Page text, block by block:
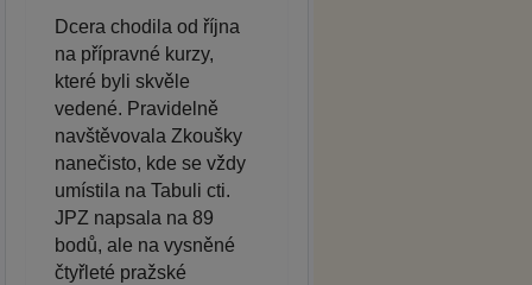
Dcera chodila od října
na přípravné kurzy,
které byli skvěle
vedené. Pravidelně
navštěvovala Zkoušky
nanečisto, kde se vždy
umístila na Tabuli cti.
JPZ napsala na 89
bodů, ale na vysněné
čtyřleté pražské